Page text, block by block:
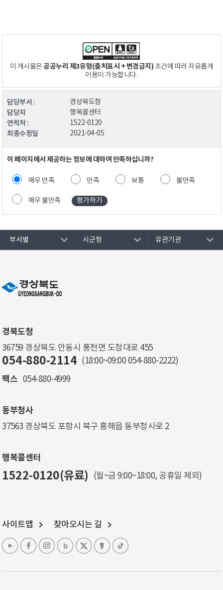
이 게시물은공공누리 제3유형(출처표시 + 변경금지)조건에 따라 자유롭게
이용이 가능합니다.
담당부서 : 경상북도청
담당자 행복콜센터
연락처 : 1522-0120
최종수정일 2021-04-05
이 페이지에서 제공하는 정보에 대하여 만족하십니까?
매우 만족 만족 보통 불만족
매우 불만족
부서별 시군청 유관기관
경북도청
36759 경상북도 안동시 풍천면 도청대로 455
054-880-2114 (18:00~09:00 054-880-2222)
팩스 054-880-4999
동부청사
37563 경상북도 포항시 북구 흥해읍 동부청사로 2
행복콜센터
1522-0120(유료) (월~금 9:00~18:00, 공휴일 제외)
사이트맵 찾아오시는 길